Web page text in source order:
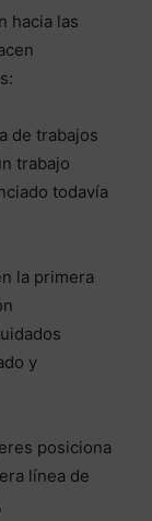
hacia las
de trabajos
trabajo
todavía
la primera
y
posiciona
línea de